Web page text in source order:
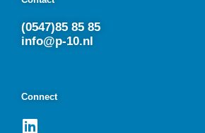
(0547)85 85 85
info@p-10.nl
Connect